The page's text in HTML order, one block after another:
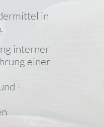
in
interner
einer
-